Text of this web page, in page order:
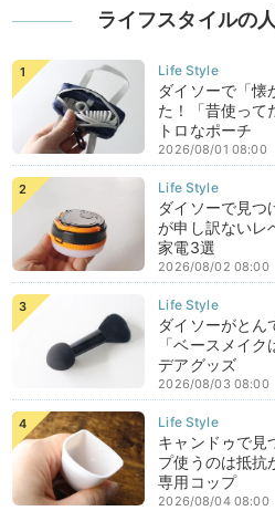
ライフスタイルの
ダイソーで「懐
た！「昔使って
トロなポーチ
2026/08/01 08:00
ダイソーで見
が申し訳ないレ
家電3選
2026/08/02 08:00
ダイソーがとん
「ベースメイ
デアグッズ
2026/08/03 08:00
キャンドゥで見
プ使うのは抵抗
専用コップ
2026/08/04 08:00